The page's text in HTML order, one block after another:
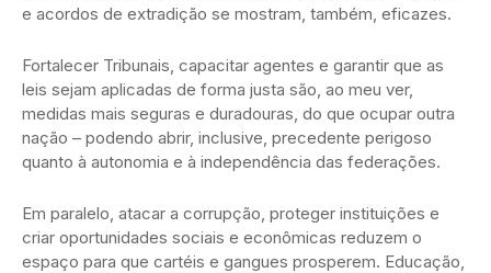
e acordos de extradição se mostram, também, eficazes.
Fortalecer Tribunais, capacitar agentes e garantir que as
leis sejam aplicadas de forma justa são, ao meu ver,
medidas mais seguras e duradouras, do que ocupar outra
nação – podendo abrir, inclusive, precedente perigoso
quanto à autonomia e à independência das federações.
Em paralelo, atacar a corrupção, proteger instituições e
criar oportunidades sociais e econômicas reduzem o
espaço para que cartéis e gangues prosperem. Educação,